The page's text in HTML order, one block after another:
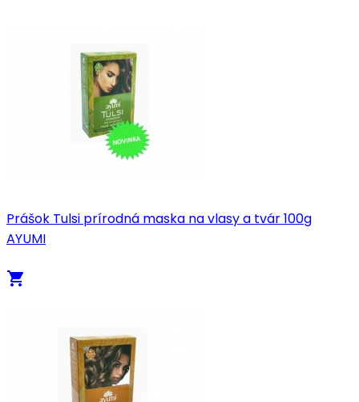
Prášok Tulsi prírodná maska na vlasy a tvár 100g
AYUMI
local_grocery_store